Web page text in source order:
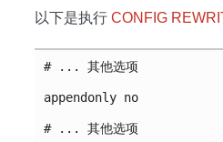
以下是执行 CONFIG
# ... 其他选项
appendonly no
# ... 其他选项